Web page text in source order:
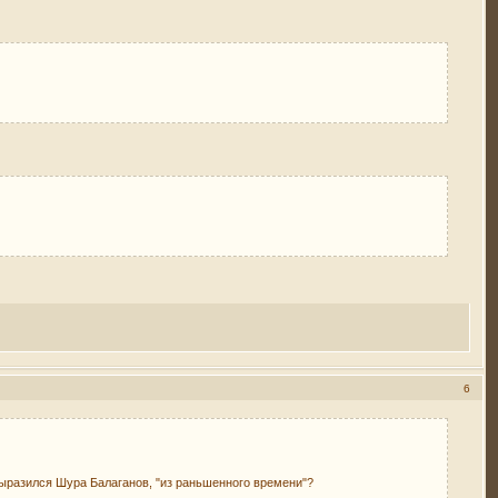
6
Шура Балаганов, "из раньшенного времени"?